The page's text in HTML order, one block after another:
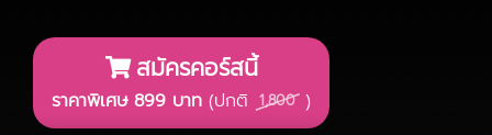
สมัครคอร์สนี้
ราคาพิเศษ 899 บาท (ปกติ 1,800 )